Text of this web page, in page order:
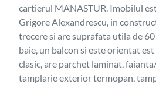
cartierul MANASTUR. Imobilul
Grigore Alexandrescu, in
trecere si are suprafata utila de
baie, un balcon si este orientat
clasic, are parchet laminat,
tamplarie exterior termopan,